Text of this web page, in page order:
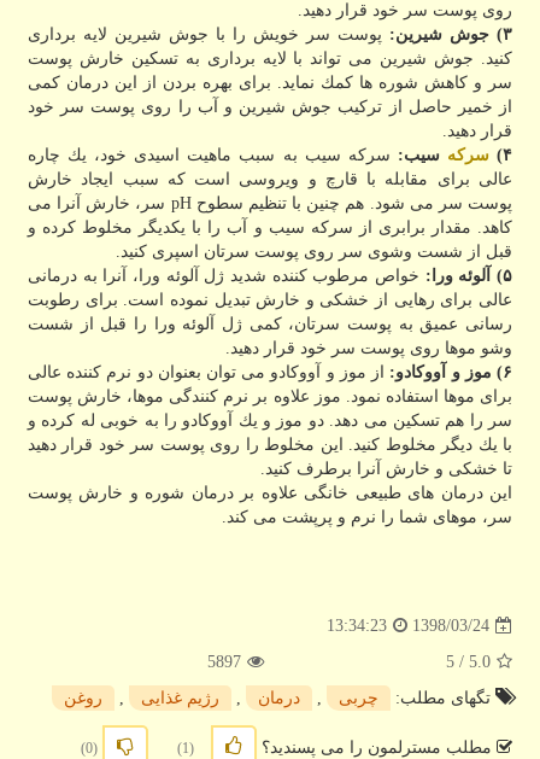
روی پوست سر خود قرار دهید.
۳) جوش شیرین:
پوست سر خویش را با جوش شیرین لایه برداری
كنید. جوش شیرین می تواند با لایه برداری به تسكین خارش پوست
سر و كاهش شوره ها كمك نماید. برای بهره بردن از این درمان كمی
از خمیر حاصل از تركیب جوش شیرین و آب را روی پوست سر خود
قرار دهید.
۴)
سركه سیب: سركه سیب به سبب ماهیت اسیدی خود، یك چاره
عالی برای مقابله با قارچ و ویروسی است كه سبب ایجاد خارش
پوست سر می شود. هم چنین با تنظیم سطوح pH سر، خارش آنرا می
كاهد. مقدار برابری از سركه سیب و آب را با یكدیگر مخلوط كرده و
قبل از شست وشوی سر روی پوست سرتان اسپری كنید.
۵) آلوئه ورا:
خواص مرطوب كننده شدید ژل آلوئه ورا، آنرا به درمانی
عالی برای رهایی از خشكی و خارش تبدیل نموده است. برای رطوبت
رسانی عمیق به پوست سرتان، كمی ژل آلوئه ورا را قبل از شست
وشو موها روی پوست سر خود قرار دهید.
۶) موز و آووكادو:
از موز و آووكادو می توان بعنوان دو نرم كننده عالی
برای موها استفاده نمود. موز علاوه بر نرم كنندگی موها، خارش پوست
سر را هم تسكین می دهد. دو موز و یك آووكادو را به خوبی له كرده و
با یك دیگر مخلوط كنید. این مخلوط را روی پوست سر خود قرار دهید
تا خشكی و خارش آنرا برطرف كنید.
این درمان های طبیعی خانگی علاوه بر درمان شوره و خارش پوست
سر، موهای شما را نرم و پرپشت می كند.
1398/03/24
13:34:23
5.0
/ 5
5897
تگهای مطلب:
چربی , درمان , رژیم غذایی , روغن
مطلب مسترلمون را می پسندید؟ (1)
(0)